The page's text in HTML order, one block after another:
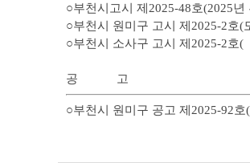
회
테
○부천시고시 제2025-48호(2025
○부천시 원미구 고시 제2025-2호(
○부천시 소사구 고시 제2025-2호
공 고
○부천시 원미구 공고 제2025-92